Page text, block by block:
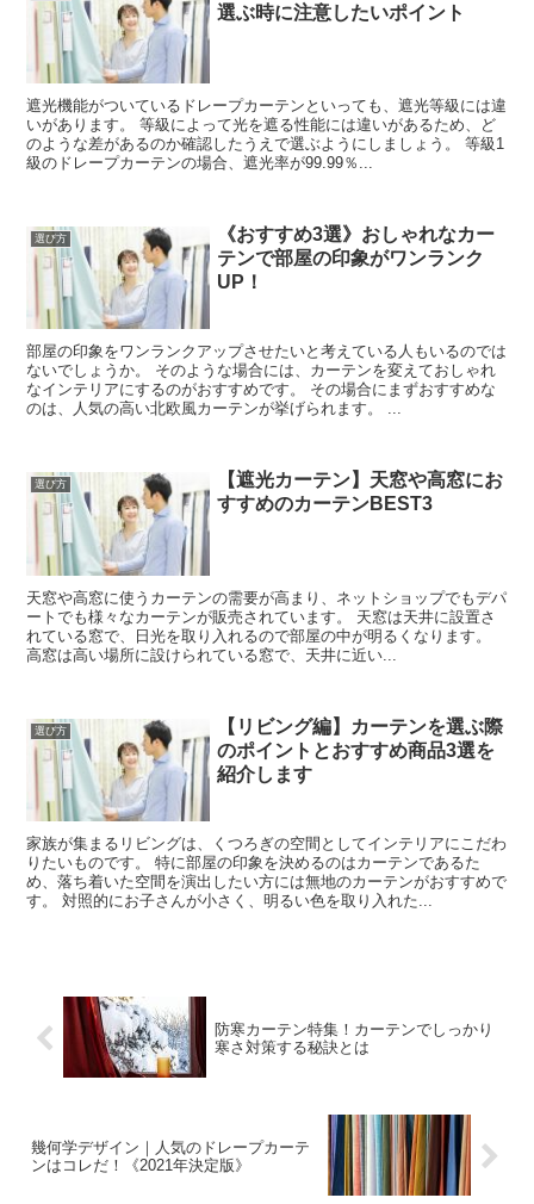
選ぶ時に注意したいポイント
遮光機能がついているドレープカーテンといっても、遮光等級には違
いがあります。 等級によって光を遮る性能には違いがあるため、ど
のような差があるのか確認したうえで選ぶようにしましょう。 等級1
級のドレープカーテンの場合、遮光率が99.99％...
選び方
《おすすめ3選》おしゃれなカー
テンで部屋の印象がワンランク
UP！
部屋の印象をワンランクアップさせたいと考えている人もいるのでは
ないでしょうか。 そのような場合には、カーテンを変えておしゃれ
なインテリアにするのがおすすめです。 その場合にまずおすすめな
のは、人気の高い北欧風カーテンが挙げられます。 ...
選び方
【遮光カーテン】天窓や高窓にお
すすめのカーテンBEST3
天窓や高窓に使うカーテンの需要が高まり、ネットショップでもデパ
ートでも様々なカーテンが販売されています。 天窓は天井に設置さ
れている窓で、日光を取り入れるので部屋の中が明るくなります。
高窓は高い場所に設けられている窓で、天井に近い...
選び方
【リビング編】カーテンを選ぶ際
のポイントとおすすめ商品3選を
紹介します
家族が集まるリビングは、くつろぎの空間としてインテリアにこだわ
りたいものです。 特に部屋の印象を決めるのはカーテンであるた
め、落ち着いた空間を演出したい方には無地のカーテンがおすすめで
す。 対照的にお子さんが小さく、明るい色を取り入れた...
防寒カーテン特集！カーテンでしっかり
寒さ対策する秘訣とは
幾何学デザイン｜人気のドレープカーテ
ンはコレだ！《2021年決定版》